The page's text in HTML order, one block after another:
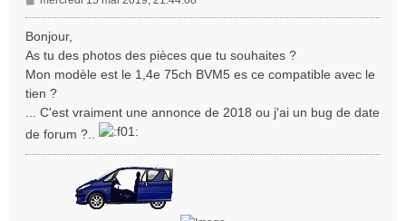
e
s
g
e
Bonjour,
As tu des photos des pièces que tu souhaites ?
Mon modèle est le 1,4e 75ch BVM5 es ce compatible avec le
tien ?
... C'est vraiment une annonce de 2018 ou j'ai un bug de date
de forum ?..